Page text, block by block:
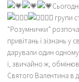
групи
“Розумнички”
привітань і зізнань у
дарували один одному
і, звичайно ж,
Святого Валентина в